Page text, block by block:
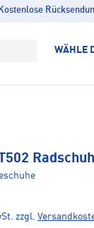
Kostenlose
WÄHLE
zzgl.